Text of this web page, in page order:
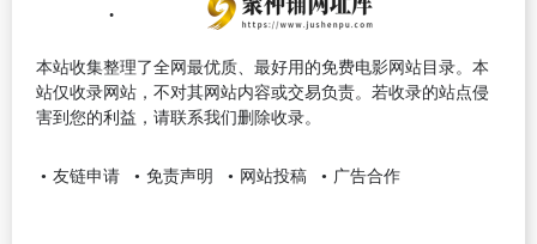
本站收集整理了全网最优质、最好用的免费电影网站目录。本
站仅收录网站，不对其网站内容或交易负责。若收录的站点侵
害到您的利益，请联系我们删除收录。
友链申请 免责声明 网站投稿 广告合作